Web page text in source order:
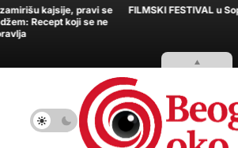
kajsije, pravi se
Recept koji se ne
FILMSKI FESTIVAL u